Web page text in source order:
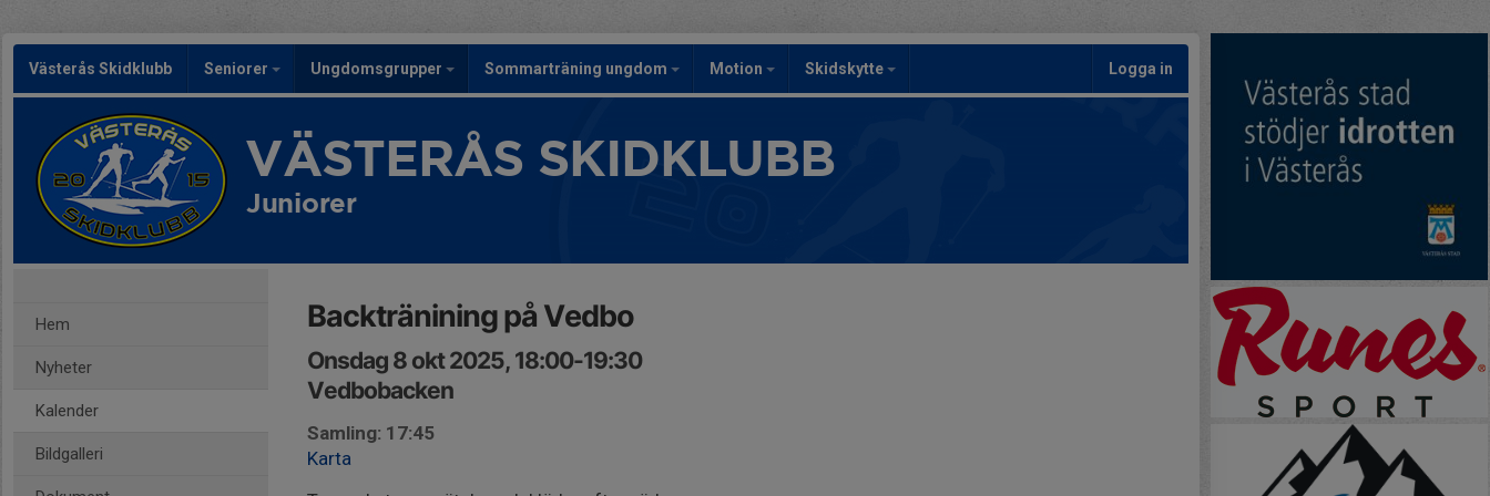
Västerås Skidklubb Seniorer Ungdomsgrupper Sommarträning ungdom Motion Skidskytte Logga in
VÄSTERÅS SKIDKLUBB
Juniorer
Hem
Nyheter
Kalender
Bildgalleri
Backtränining på Vedbo
Onsdag 8 okt 2025, 18:00-19:30
Vedbobacken
Samling: 17:45
Karta